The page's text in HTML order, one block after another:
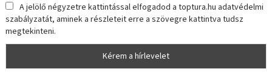
A jelölő négyzetre kattintással elfogadod a toptura.hu adatvédelmi
szabályzatát, aminek a részleteit erre a szövegre kattintva tudsz
megtekinteni.